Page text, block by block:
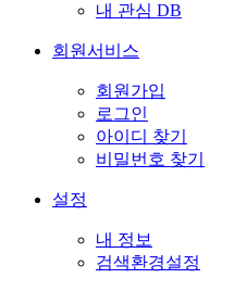
내 관심 DB
회원서비스
회원가입
로그인
아이디 찾기
비밀번호 찾기
설정
내 정보
검색환경설정